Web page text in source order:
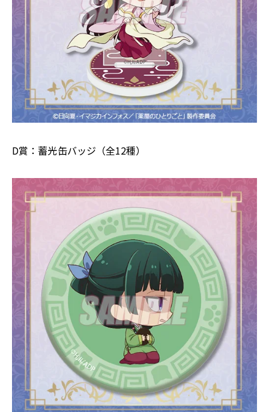
D賞：蓄光缶バッジ（全12種）